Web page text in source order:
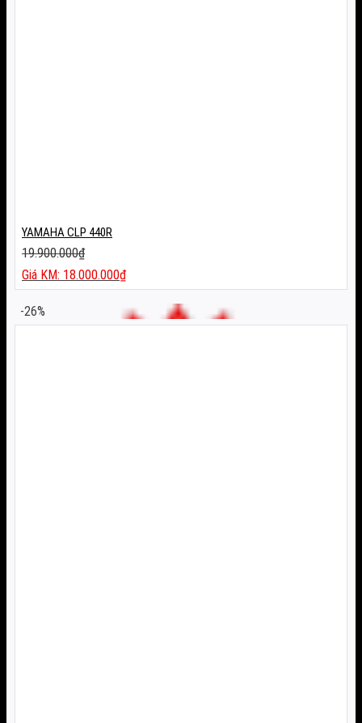
YAMAHA CLP 440R
19.900.000₫
Giá
gốc
là:
19.900.000₫.
18.000.000₫
Giá
hiện
tại
-26%